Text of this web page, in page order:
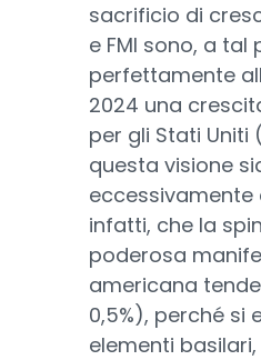
sacrificio di
e FMI sono, a tal
perfettamente
2024 una
per gli Stati Uniti
questa visione
infatti, che la
poderosa
americana
0,5%), perché si
elementi